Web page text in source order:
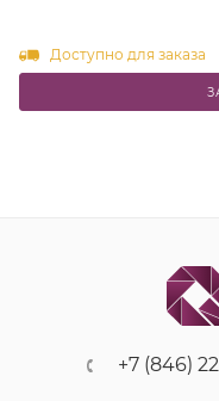
Доступно для заказа
+7 (846)